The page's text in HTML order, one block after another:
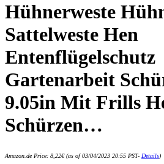
Hühnerweste
Sattelweste Hen
Entenflügelschutz
Gartenarbeit
9.05in Mit Frills
Schürzen…
Amazon.de Price: 8,22€(as of 03/04/2023 20:55 PST- Details)